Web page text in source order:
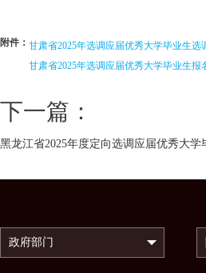
附件： 甘肃省2025年选调应届优秀大学毕业生选
甘肃省2025年选调应届优秀大学毕业生报
下一篇：
黑龙江省2025年度定向选调应届优秀大学